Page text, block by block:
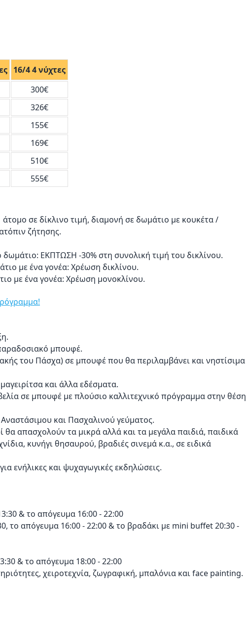
16/4 4 νύχτες
300€
326€
155€
169€
510€
555€
σε δίκλινο τιμή, διαμονή σε δωμάτιο με κουκέτα /
ζήτησης.
ΕΚΠΤΩΣΗ -30% στη συνολική τιμή του δικλίνου.
με ένα γονέα: Χρέωση δικλίνου.
με ένα γονέα: Χρέωση μονοκλίνου.
μπουφέ.
του Πάσχα) σε μπουφέ που θα περιλαμβάνει και νηστίσιμα
και άλλα εδέσματα.
σε μπουφέ με πλούσιο καλλιτεχνικό πρόγραμμα στην θέση
και Πασχαλινού γεύματος.
θα απασχολούν τα μικρά αλλά και τα μεγάλα παιδιά, παιδικά
κυνήγι θησαυρού, βραδιές σινεμά κ.α., σε ειδικά
ενήλικες και ψυχαγωγικές εκδηλώσεις.
& το απόγευμα 16:00 - 22:00
το απόγευμα 16:00 - 22:00 & το βραδάκι με mini buffet 20:30 -
& το απόγευμα 18:00 - 22:00
χειροτεχνία, ζωγραφική, μπαλόνια και face painting.